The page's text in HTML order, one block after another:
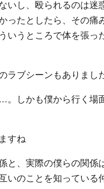
いし、殴られるのは迷
ったとしたら、その痛
いうところで体を張っ
ブシーンもありまし
しかも僕から行く場
すね
と、実際の僕らの関係
いのことを知っている